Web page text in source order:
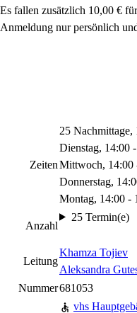
Es fallen zusätzlich 10,00 €
Anmeldung nur persönlich
Zeiten
25
Dienstag, 14:00
Mittwoch, 14:00
Donnerstag,
Montag, 14:00 -
Anzahl
25 Termin(e)
Leitung
Khamza Tojiev
Aleksandra
Nummer681053
vhs